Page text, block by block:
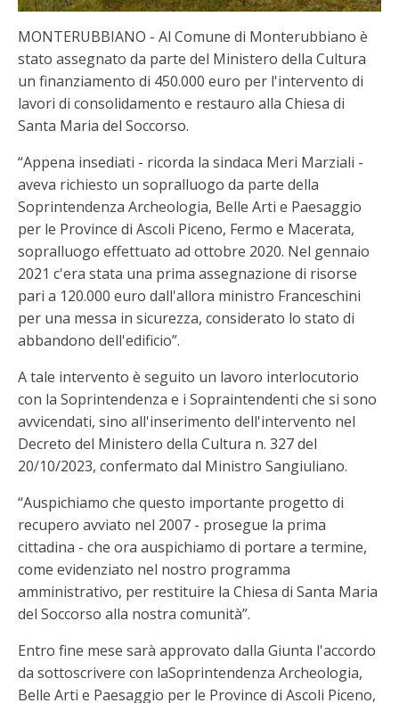
MONTERUBBIANO - Al Comune di Monterubbiano è
stato assegnato da parte del Ministero della Cultura
un finanziamento di 450.000 euro per l'intervento di
lavori di consolidamento e restauro alla Chiesa di
Santa Maria del Soccorso.
“Appena insediati - ricorda la sindaca Meri Marziali -
aveva richiesto un sopralluogo da parte della
Soprintendenza Archeologia, Belle Arti e Paesaggio
per le Province di Ascoli Piceno, Fermo e Macerata,
sopralluogo effettuato ad ottobre 2020. Nel gennaio
2021 c'era stata una prima assegnazione di risorse
pari a 120.000 euro dall'allora ministro Franceschini
per una messa in sicurezza, considerato lo stato di
abbandono dell'edificio”.
A tale intervento è seguito un lavoro interlocutorio
con la Soprintendenza e i Sopraintendenti che si sono
avvicendati, sino all'inserimento dell'intervento nel
Decreto del Ministero della Cultura n. 327 del
20/10/2023, confermato dal Ministro Sangiuliano.
“Auspichiamo che questo importante progetto di
recupero avviato nel 2007 - prosegue la prima
cittadina - che ora auspichiamo di portare a termine,
come evidenziato nel nostro programma
amministrativo, per restituire la Chiesa di Santa Maria
del Soccorso alla nostra comunità”.
Entro fine mese sarà approvato dalla Giunta l'accordo
da sottoscrivere con laSoprintendenza Archeologia,
Belle Arti e Paesaggio per le Province di Ascoli Piceno,